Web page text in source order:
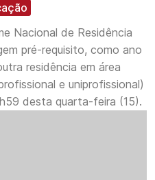
Nacional de Residência
pré-requisito, como ano
residência em área
e uniprofissional)
desta quarta-feira (15).